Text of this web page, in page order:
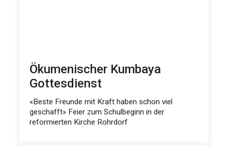
Ökumenischer Kumbaya
Gottesdienst
«Beste Freunde mit Kraft haben schon viel
geschafft» Feier zum Schulbeginn in der
reformierten Kirche Rohrdorf